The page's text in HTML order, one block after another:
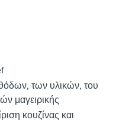
των υλικών, του
μαγειρικής
κουζίνας και